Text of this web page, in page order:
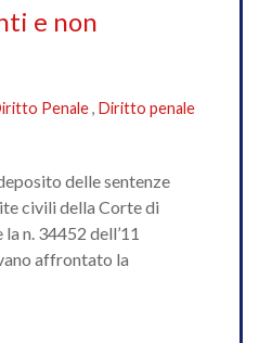
e non
Penale, Diritto penale
delle sentenze
civili della Corte di
n. 34452 dell’11
affrontato la